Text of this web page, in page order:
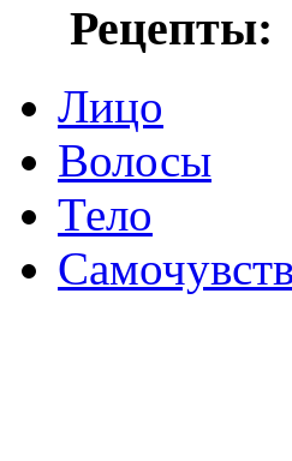
Рецепты:
Лицо
Волосы
Тело